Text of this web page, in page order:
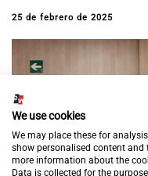
25 de febrero de 2025
We use cookies
We may place these for
show personalised content and
more information about the
Data is collected for the